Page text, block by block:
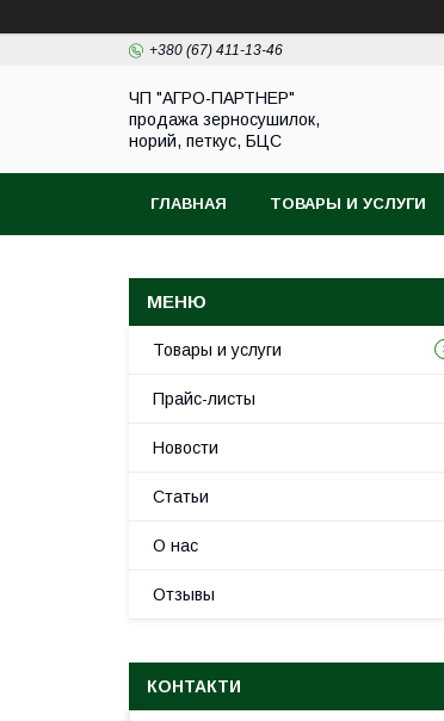
+380 (67) 411-13-46
ЧП "АГРО-ПАРТНЕР"
продажа зерносушилок,
норий, петкус, БЦС
ГЛАВНАЯ ТОВАРЫ И УСЛУГИ
Товары и услуги
Прайс-листы
Новости
Статьи
О нас
Отзывы
КОНТАКТИ